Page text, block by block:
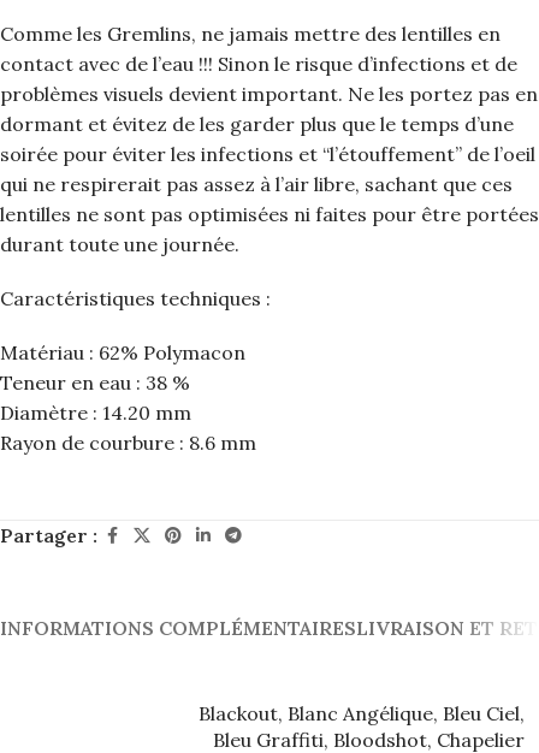
Comme les Gremlins, ne jamais mettre des lentilles en
contact avec de l’eau !!! Sinon le risque d’infections et de
problèmes visuels devient important. Ne les portez pas en
dormant et évitez de les garder plus que le temps d’une
soirée pour éviter les infections et “l’étouffement” de l’oeil
qui ne respirerait pas assez à l’air libre, sachant que ces
lentilles ne sont pas optimisées ni faites pour être portées
durant toute une journée.
Caractéristiques techniques :
Matériau : 62% Polymacon
Teneur en eau : 38 %
Diamètre : 14.20 mm
Rayon de courbure : 8.6 mm
Partager :
INFORMATIONS COMPLÉMENTAIRESLIVRAISON ET
Blackout, Blanc Angélique, Bleu Ciel,
Bleu Graffiti, Bloodshot, Chapelier